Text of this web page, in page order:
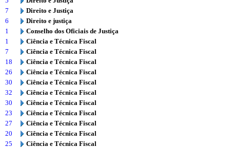
7
Direito e Justiça
6
Direito e justiça
1
Conselho dos Oficiais de Justiça
1
Ciência e Técnica Fiscal
7
Ciência e Técnica Fiscal
18
Ciência e Técnica Fiscal
26
Ciência e Técnica Fiscal
30
Ciência e Técnica Fiscal
32
Ciência e Técnica Fiscal
30
Ciência e Técnica Fiscal
23
Ciência e Técnica Fiscal
27
Ciência e Técnica Fiscal
20
Ciência e Técnica Fiscal
25
Ciência e Técnica Fiscal